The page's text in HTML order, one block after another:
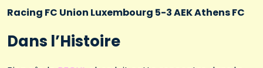
Racing FC Union Luxembourg 5-3 AEK Athens FC
Dans l’Histoire